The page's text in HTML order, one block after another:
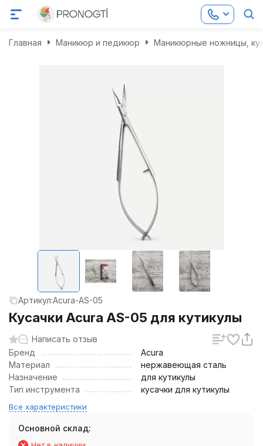
Главная Маникюр и педикюр Маникюрные ножницы,
Артикул:Acura-AS-05
Кусачки Acura AS-05 для кутикулы
Написать отзыв
Бренд
Acura
Материал
нержавеющая сталь
Назначение
для кутикулы
Тип инструмента
кусачки для кутикулы
Все характеристики
Основной склад: